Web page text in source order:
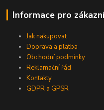
Informace pro
Jak nakupovat
Doprava a platba
Obchodní podmínky
Reklamační řád
Kontakty
GDPR a GPSR